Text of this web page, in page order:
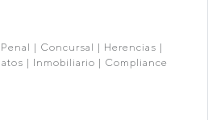
| Concursal | Herencias |
| Inmobiliario | Compliance